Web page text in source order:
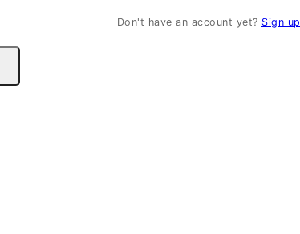
Don't have an account yet? Sign up